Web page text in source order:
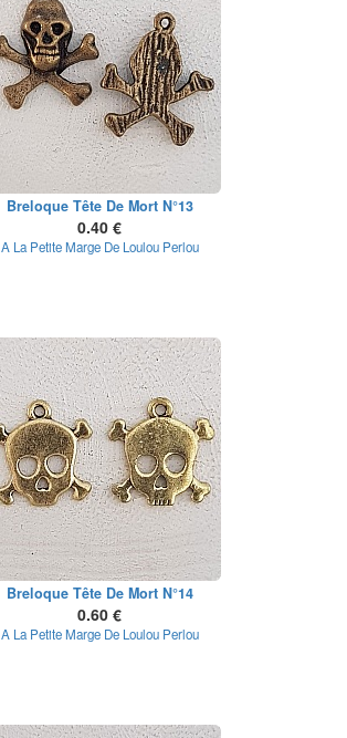
Breloque Tête De Mort N°13
0.40 €
A La Petite Marge De Loulou Perlou
Breloque Tête De Mort N°14
0.60 €
A La Petite Marge De Loulou Perlou